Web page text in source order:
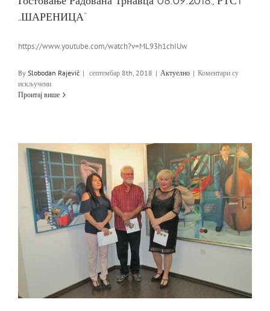
„ШАРЕНИЦА“
https://www.youtube.com/watch?v=ML93h1chIUw
By Slobodan Rajević | септембар 8th, 2018 | Актуелно | Коментари су
искљученина
Гостовање
Проитај више